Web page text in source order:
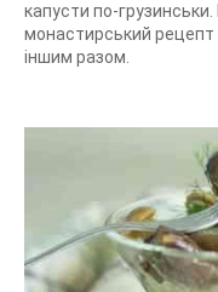
капусти по-
монастирський рецепт
іншим разом.